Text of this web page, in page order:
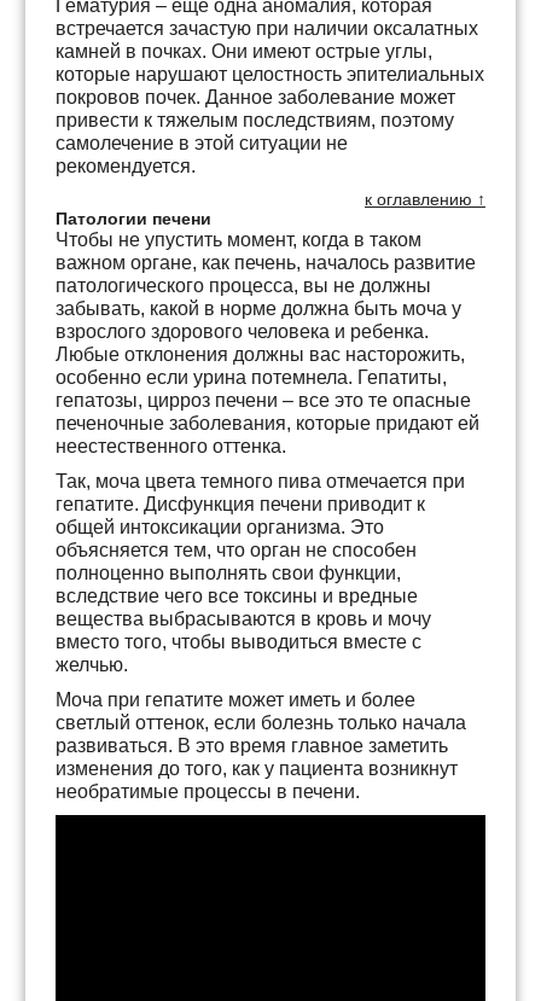
Гематурия – еще одна аномалия, которая
встречается зачастую при наличии оксалатных
камней в почках. Они имеют острые углы,
которые нарушают целостность эпителиальных
покровов почек. Данное заболевание может
привести к тяжелым последствиям, поэтому
самолечение в этой ситуации не
рекомендуется.
к оглавлению ↑
Патологии печени
Чтобы не упустить момент, когда в таком
важном органе, как печень, началось развитие
патологического процесса, вы не должны
забывать, какой в норме должна быть моча у
взрослого здорового человека и ребенка.
Любые отклонения должны вас насторожить,
особенно если урина потемнела. Гепатиты,
гепатозы, цирроз печени – все это те опасные
печеночные заболевания, которые придают ей
неестественного оттенка.
Так, моча цвета темного пива отмечается при
гепатите. Дисфункция печени приводит к
общей интоксикации организма. Это
объясняется тем, что орган не способен
полноценно выполнять свои функции,
вследствие чего все токсины и вредные
вещества выбрасываются в кровь и мочу
вместо того, чтобы выводиться вместе с
желчью.
Моча при гепатите может иметь и более
светлый оттенок, если болезнь только начала
развиваться. В это время главное заметить
изменения до того, как у пациента возникнут
необратимые процессы в печени.